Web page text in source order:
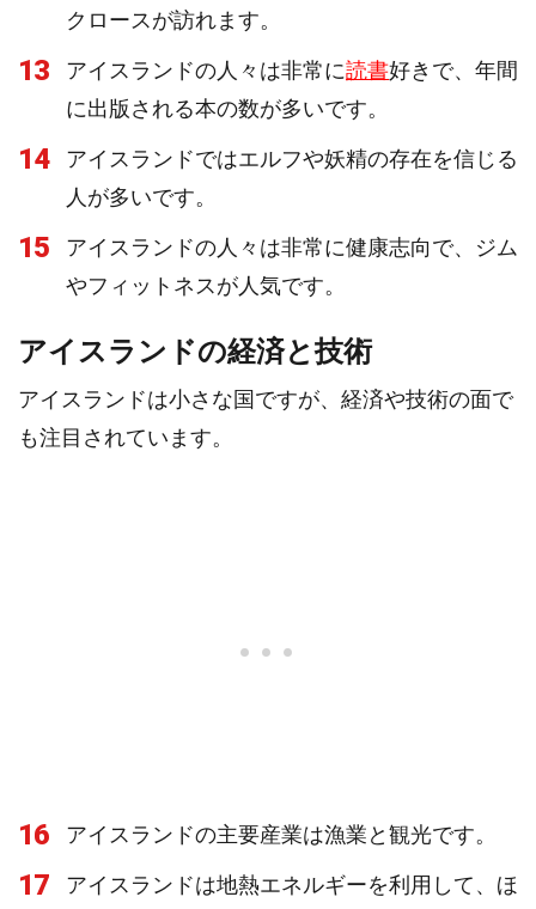
クロースが訪れます。
13 アイスランドの人々は非常に読書好きで、年間
に出版される本の数が多いです。
14
アイスランドではエルフや妖精の存在を信じる
人が多いです。
15
アイスランドの人々は非常に健康志向で、ジム
やフィットネスが人気です。
アイスランドの経済と技術
アイスランドは小さな国ですが、経済や技術の面で
も注目されています。
16 アイスランドの主要産業は漁業と観光です。
17
アイスランドは地熱エネルギーを利用して、ほ